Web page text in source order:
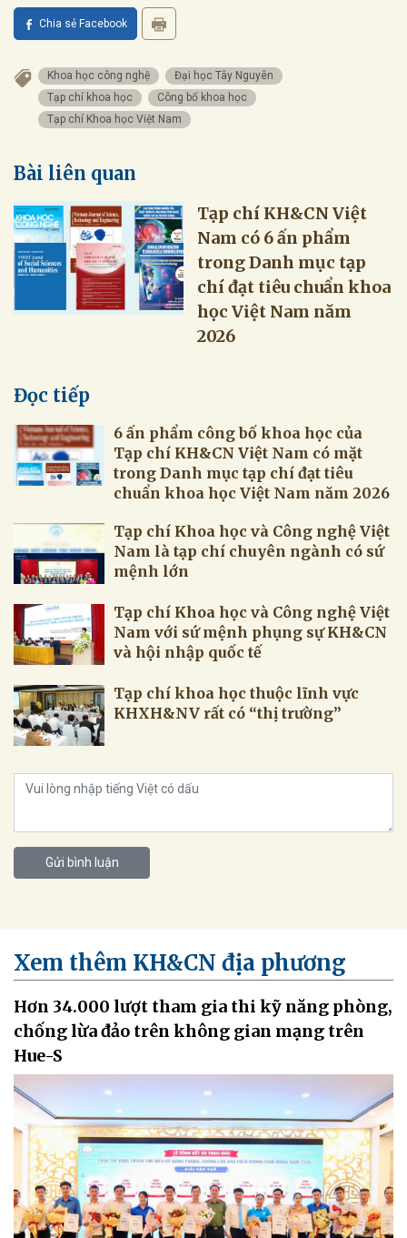
Chia sẻ Facebook
Khoa học công nghệ
Đại học Tây Nguyên
Tạp chí khoa học
Công bố khoa học
Tạp chí Khoa học Việt Nam
Bài liên quan
Tạp chí KH&CN Việt
Nam có 6 ấn phẩm
trong Danh mục tạp
chí đạt tiêu chuẩn khoa
học Việt Nam năm
2026
Đọc tiếp
6 ấn phẩm công bố khoa học của
Tạp chí KH&CN Việt Nam có mặt
trong Danh mục tạp chí đạt tiêu
chuẩn khoa học Việt Nam năm 2026
Tạp chí Khoa học và Công nghệ Việt
Nam là tạp chí chuyên ngành có sứ
mệnh lớn
Tạp chí Khoa học và Công nghệ Việt
Nam với sứ mệnh phụng sự KH&CN
và hội nhập quốc tế
Tạp chí khoa học thuộc lĩnh vực
KHXH&NV rất có “thị trường”
Gửi bình luận
Xem thêm KH&CN địa phương
Hơn 34.000 lượt tham gia thi kỹ năng phòng,
chống lừa đảo trên không gian mạng trên
Hue-S